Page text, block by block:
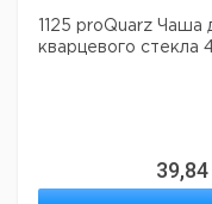
1125 proQuarz Чаша
кварцевого стекла
39,84